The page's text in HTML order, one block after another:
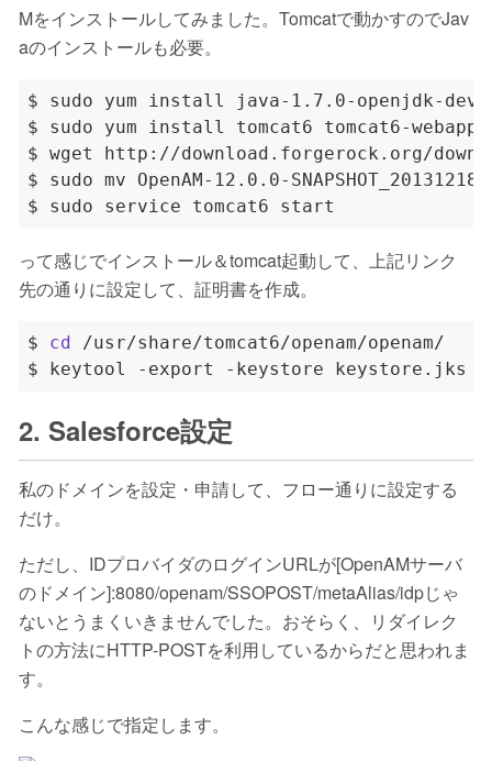
Mをインストールしてみました。Tomcatで動かすのでJav
aのインストールも必要。
って感じでインストール＆tomcat起動して、上記リンク
先の通りに設定して、証明書を作成。
$ cd
$ keytool -export -keystore keystore.jks
2. Salesforce設定
私のドメインを設定・申請して、フロー通りに設定する
だけ。
ただし、IDプロバイダのログインURLが[OpenAMサーバ
のドメイン]:8080/openam/SSOPOST/metaAlias/idpじゃ
ないとうまくいきませんでした。おそらく、リダイレク
トの方法にHTTP-POSTを利用しているからだと思われま
す。
こんな感じで指定します。